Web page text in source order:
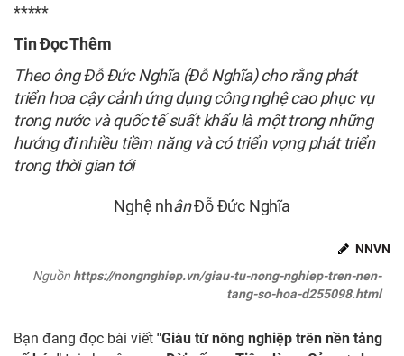
*****
Tin Đọc Thêm
Theo ông Đỗ Đức Nghĩa (Đỗ Nghĩa) cho rằng phát
triển hoa cậy cảnh ứng dụng công nghệ cao phục vụ
trong nước và quốc tế suất khẩu là một trong những
hướng đi nhiều tiềm năng và có triển vọng phát triển
trong thời gian tới
Nghệ nhânĐỗ Đức Nghĩa
NNVN
Nguồn https://nongnghiep.vn/giau-tu-nong-nghiep-tren-nen-
tang-so-hoa-d255098.html
Bạn đang đọc bài viết "Giàu từ nông nghiệp trên nền tảng